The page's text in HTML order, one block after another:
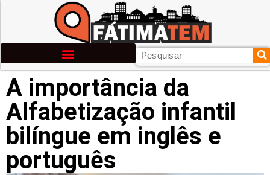
A importância da
Alfabetização infantil
bilíngue em inglês e
português